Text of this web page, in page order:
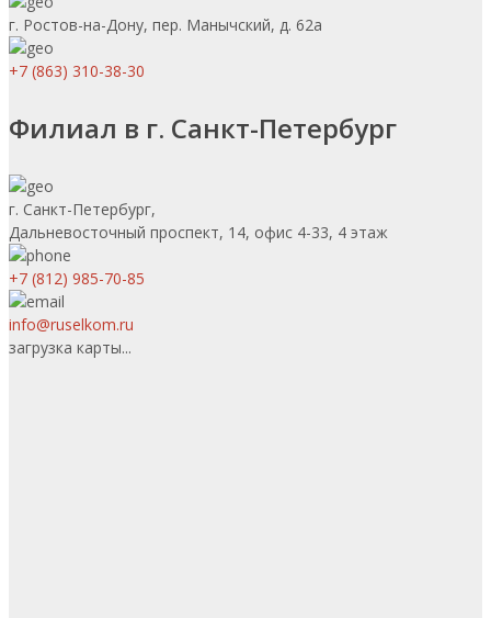
г. Ростов-на-Дону, пер. Манычский, д. 62а
+7 (863) 310-38-30
Филиал в г. Санкт-Петербург
г. Санкт-Петербург,
Дальневосточный проспект, 14, офис 4-33, 4 этаж
+7 (812) 985-70-85
info@ruselkom.ru
загрузка карты...